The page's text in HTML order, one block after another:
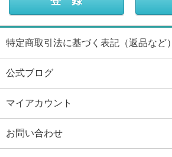
特定商取引法に基づく表記（返品など）
公式ブログ
マイアカウント
お問い合わせ